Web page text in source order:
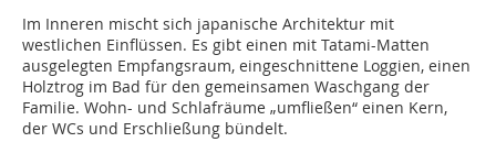
Im Inneren mischt sich japanische Architektur mit
westlichen Einflüssen. Es gibt einen mit Tatami-Matten
ausgelegten Empfangsraum, eingeschnittene Loggien, einen
Holztrog im Bad für den gemeinsamen Waschgang der
Familie. Wohn- und Schlafräume „umfließen“ einen Kern,
der WCs und Erschließung bündelt.